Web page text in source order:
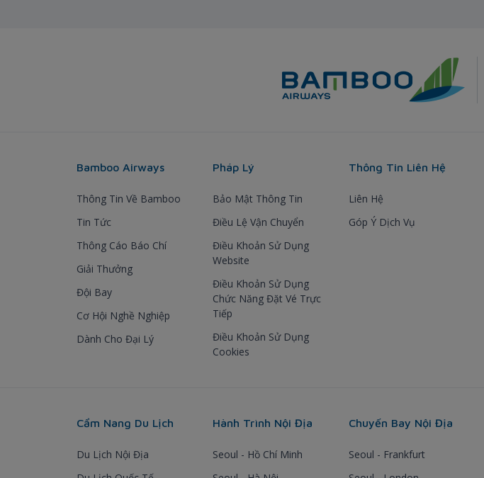
Bamboo Airways
Thông Tin Về Bamboo
Tin Tức
Thông Cáo Báo Chí
Giải Thưởng
Đội Bay
Cơ Hội Nghề Nghiệp
Dành Cho Đại Lý
Pháp Lý
Bảo Mật Thông Tin
Điều Lệ Vận Chuyển
Điều Khoản Sử Dụng
Website
Điều Khoản Sử Dụng
Chức Năng Đặt Vé Trực
Tiếp
Điều Khoản Sử Dụng
Cookies
Thông Tin Liên Hệ
Liên Hệ
Góp Ý Dịch Vụ
Cẩm Nang Du Lịch
Du Lịch Nội Địa
Hành Trình Nội Địa
Seoul - Hồ Chí Minh
Chuyến Bay Nội Địa
Seoul - Frankfurt